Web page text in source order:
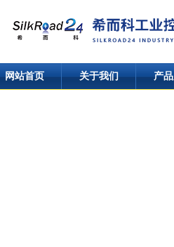
网站首页 关于我们 产